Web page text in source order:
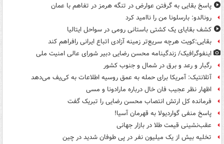
پاسخ بقایی به گرفتن عوارض در تنگه هرمز در تفاهم با عمان
رونالدو: بارسلونا من را ناامید کرد
کشف بقایای یک کشتی باستانی رومی در سواحل ایتالیا
بقایی:کویت هرچه سریع‌تر زمینه آزادی اتباع ایرانی رافراهم کند
اینفوگرافیک/ زندگینامه محسن رضایی دبیر شورای عالی امنیت‌ ملی
رگبار و رعد و برق در شمال و جنوب کشور
آتلانتیک: آمریکا برای حمله به عمق روسیه اطلاعات به کی‌یف می‌دهد
اظهار نظر عجیب فان خال درباره مارادونا و مسی
فرمانده کل ارتش انتصاب محسن رضایی را تبریک گفت
پاسخ منفی گواردیولا به قهرمان آسیا!
عقب‌نشینی قیمت طلا در بازار جهانی
تخلیه بیش از یک میلیون نفر در پی طوفان شدید در چین